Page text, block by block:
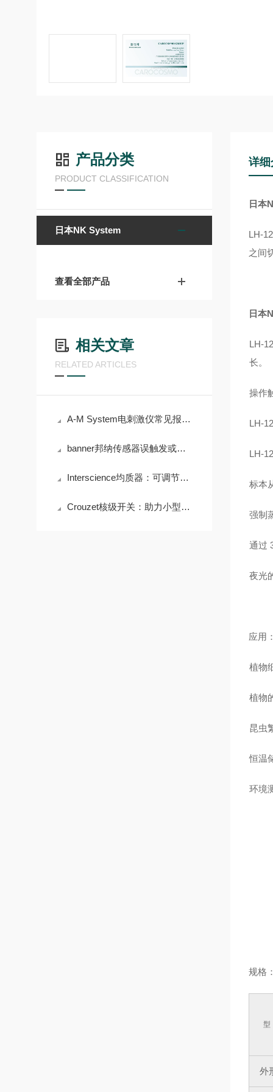
产品分类
PRODUCT CLASSIFICATION
日本NK System
查看全部产品
相关文章
RELATED ARTICLES
A-M System电刺激仪常见报警代码及输出异常处理
banner邦纳传感器误触发或不响应的诊断步骤
Interscience均质器：可调节均质时间和力度，满足多样需求
Crouzet核级开关：助力小型模块化反应堆安全运行
详细
日本
LH-
之间
日本
LH-
长。
操作
LH-
LH-
标本
强制
通过
夜光
应用
植物
植物
昆虫
恒温
环境
规格
型
外